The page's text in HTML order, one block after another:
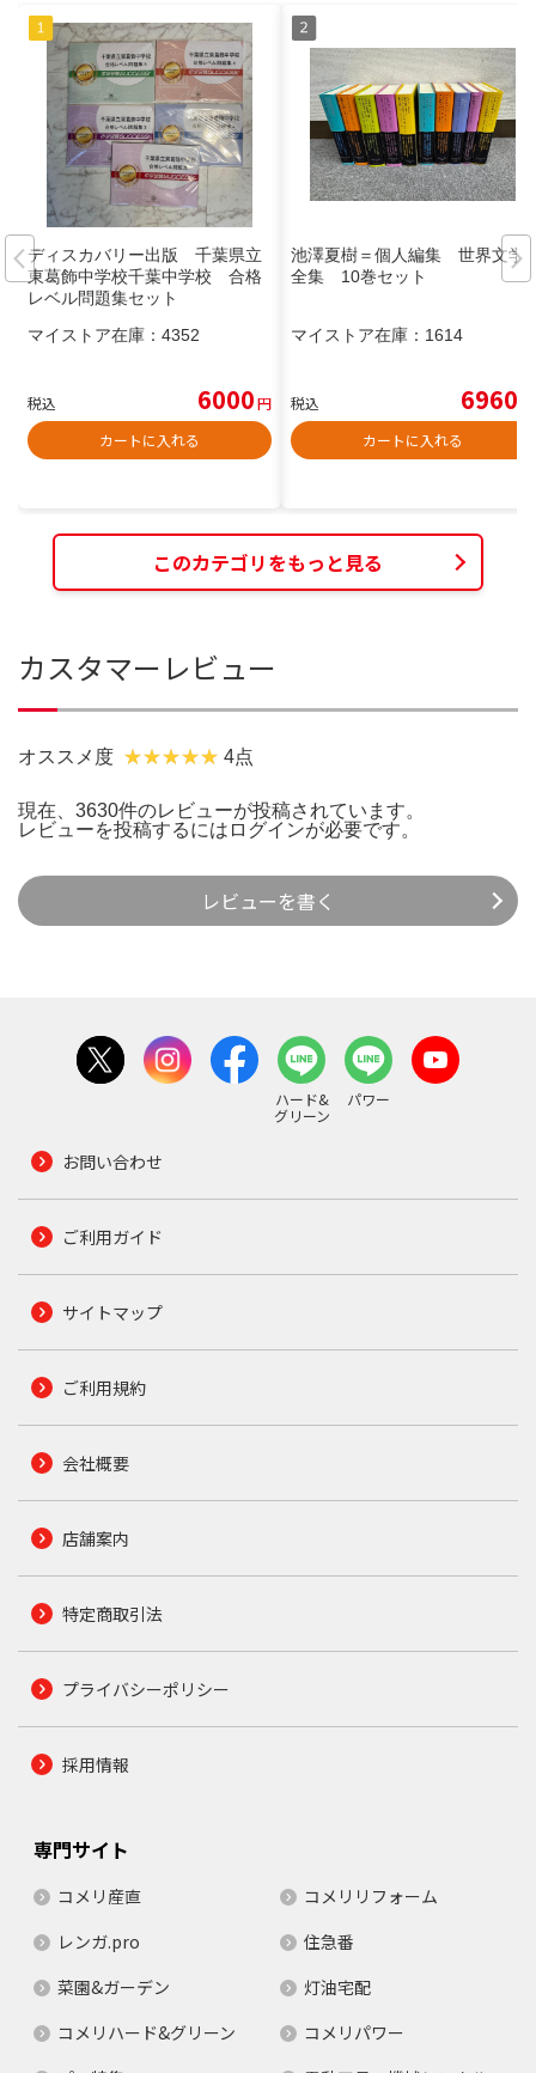
ディスカバリー出版 千葉県立
東葛飾中学校千葉中学校 合格
レベル問題集セット
マイストア在庫： 4352
税込 6000円
カートに入れる
池澤夏樹＝個人編集 世界文学
全集 10巻セット
マイストア在庫： 1614
税込 6960
カートに入れる
このカテゴリをもっと見る
カスタマーレビュー
オススメ度 4点
現在、3630件のレビューが投稿されています。
レビューを投稿するには ログインが必要です。
レビューを書く
ハード&
グリーン
パワー
お問い合わせ
ご利用ガイド
サイトマップ
ご利用規約
会社概要
店舗案内
特定商取引法
プライバシーポリシー
採用情報
専門サイト
コメリ産直
コメリリフォーム
レンガ.pro
住急番
菜園&ガーデン
灯油宅配
コメリハード&グリーン
コメリパワー